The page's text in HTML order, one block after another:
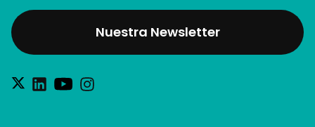
Nuestra Newsletter